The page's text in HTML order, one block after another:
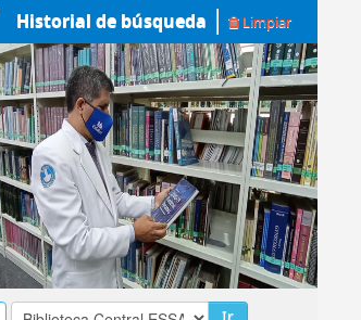
Historial de búsqueda Limpiar